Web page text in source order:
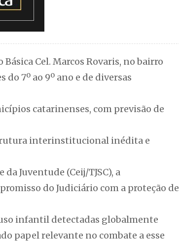
Cel. Marcos Rovaris, no bairro
7º ao 9º ano e de diversas
catarinenses, com previsão de
interinstitucional inédita e
Juventude (Ceij/TJSC), a
do Judiciário com a proteção de
infantil detectadas globalmente
papel relevante no combate a esse